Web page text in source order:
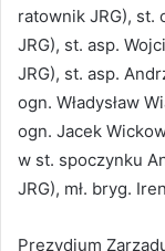
ratownik JRG), st.
JRG), st. asp.
JRG), st. asp.
ogn. Władysław
ogn. Jacek
w st. spoczynku
JRG), mł. bryg.
Prezydium